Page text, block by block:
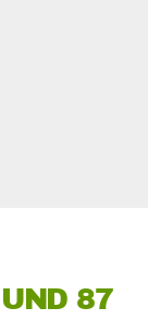
87